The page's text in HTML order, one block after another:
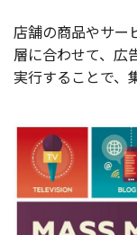
店舗の商品やサー
層に合わせて、広
実行することで、